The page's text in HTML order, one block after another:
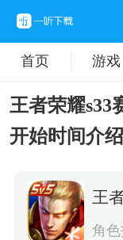
首页 游戏
王者荣耀s33
开始时间介绍
王
角